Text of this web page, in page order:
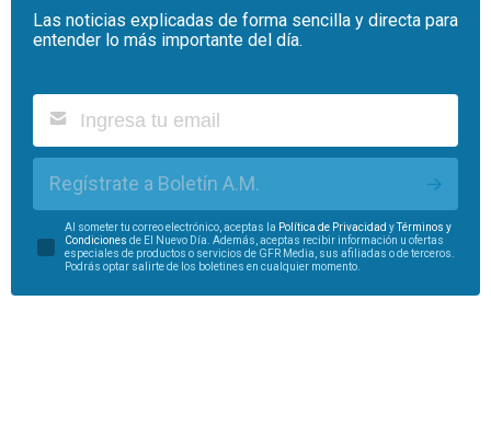
Las noticias explicadas de forma sencilla y directa para
entender lo más importante del día.
Regístrate a Boletín A.M.
Al someter tu correo electrónico, aceptas la Política de Privacidad yTérminos y
Condiciones de El Nuevo Día. Además, aceptas recibir información u ofertas
especiales de productos o servicios de GFR Media, sus afiliadas o de terceros.
Podrás optar salirte de los boletines en cualquier momento.